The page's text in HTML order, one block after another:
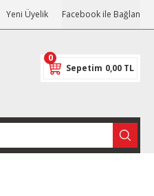
Yeni Üyelik Facebook ile Bağlan
Sepetim 0,00 TL
0